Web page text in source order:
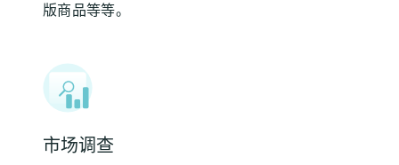
版商品等等。
市场调查